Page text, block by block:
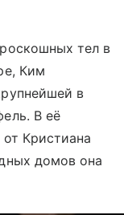
тел в
Ким
в
В её
Кристиана
домов она